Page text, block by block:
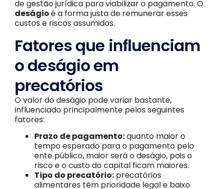
de gestão jurídica para viabilizar o pagamento. O
deságioé a forma justa de remunerar esses
custos e riscos assumidos.
Fatores que influenciam
o deságio em
precatórios
O valor do deságio pode variar bastante,
influenciado principalmente pelos seguintes
fatores:
Prazo de pagamento:quanto maior o
tempo esperado para o pagamento pelo
ente público, maior será o deságio, pois o
risco e o custo do capital ficam maiores.
Tipo do precatório: precatórios
alimentares têm prioridade legal e baixo